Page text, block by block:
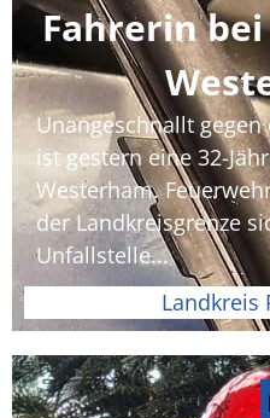
Fahrerin
Unangeschnallt
ist gestern eine 32-
Westerham.
der Landkreisgrenze
Unfallstelle...
Landkreis